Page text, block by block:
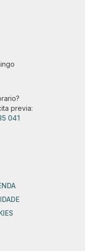
previa:
041